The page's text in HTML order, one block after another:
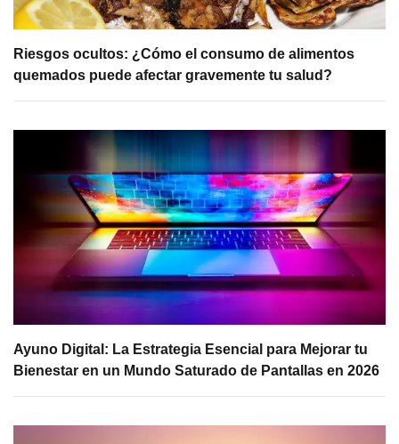
Riesgos ocultos: ¿Cómo el consumo de alimentos
quemados puede afectar gravemente tu salud?
Ayuno Digital: La Estrategia Esencial para Mejorar tu
Bienestar en un Mundo Saturado de Pantallas en 2026